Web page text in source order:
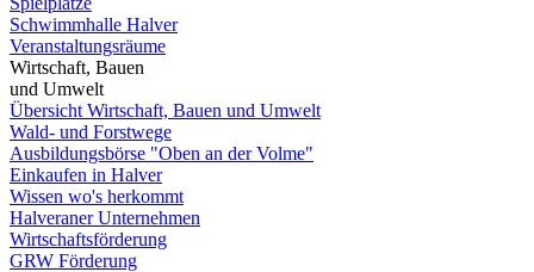
Schwimmhalle Halver
Veranstaltungsräume
Wirtschaft, Bauen
und Umwelt
Übersicht Wirtschaft, Bauen und Umwelt
Wald- und Forstwege
Ausbildungsbörse "Oben an der Volme"
Einkaufen in Halver
Wissen wo's herkommt
Halveraner Unternehmen
Wirtschaftsförderung
GRW Förderung